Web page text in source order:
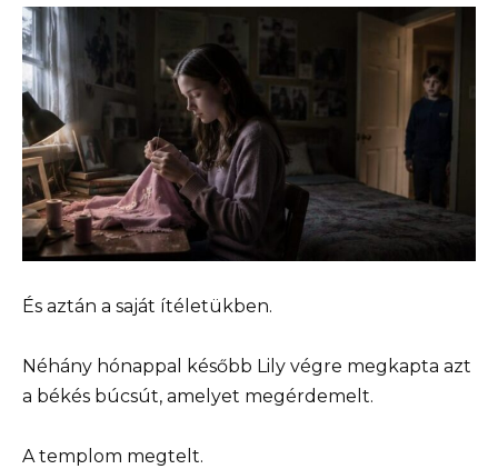
És aztán a saját ítéletükben.
Néhány hónappal később Lily végre megkapta azt
a békés búcsút, amelyet megérdemelt.
A templom megtelt.